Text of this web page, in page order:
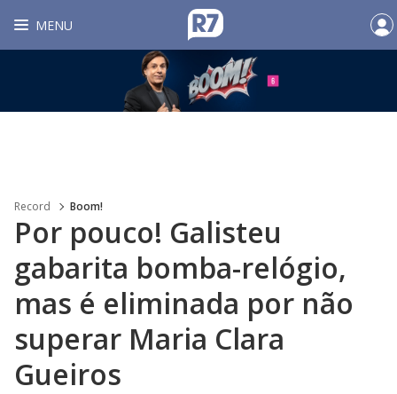
MENU
Record Boom!
Por pouco! Galisteu
gabarita bomba-relógio,
mas é eliminada por não
superar Maria Clara
Gueiros